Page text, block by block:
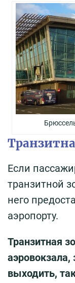
Если
транзитной
него
аэропорту.
Транзитная
выходить,